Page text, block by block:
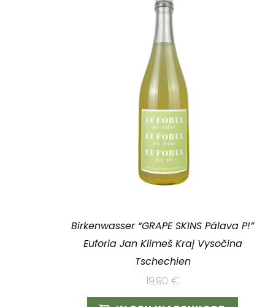
Birkenwasser “GRAPE SKINS Pálava P!”
Euforia Jan Klimeš Kraj Vysočina
Tschechien
19,90 €